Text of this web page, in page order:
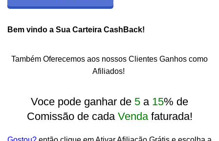
Bem vindo a Sua Carteira CashBack!
Também Oferecemos aos nossos Clientes Ganhos como
Afiliados!
Voce pode ganhar de 5 a 15% de
Comissão de cada Vendafaturada!